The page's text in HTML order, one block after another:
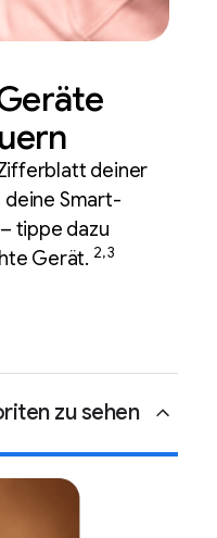
deiner
deine Smart-
tippe dazu
Gerät. 2, 3
zu sehen